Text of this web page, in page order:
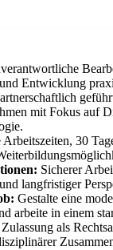
Entwicklung
mit Fokus auf
30
Sicherer
langfristiger
Gestalte eine
arbeite in einem
Zulassung als